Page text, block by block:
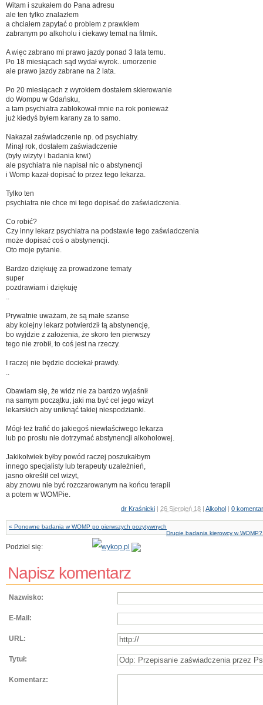
Witam i szukałem do Pana adresu
ale ten tylko znalazłem
a chciałem zapytać o problem z prawkiem
zabranym po alkoholu i ciekawy temat na filmik.
A więc zabrano mi prawo jazdy ponad 3 lata temu.
Po 18 miesiącach sąd wydał wyrok.. umorzenie
ale prawo jazdy zabrane na 2 lata.
Po 20 miesiącach z wyrokiem dostałem skierowanie
do Wompu w Gdańsku,
a tam psychiatra zablokował mnie na rok ponieważ
już kiedyś byłem karany za to samo.
Nakazał zaświadczenie np. od psychiatry.
Minął rok, dostałem zaświadczenie
(były wizyty i badania krwi)
ale psychiatra nie napisał nic o abstynencji
i Womp kazał dopisać to przez tego lekarza.
Tylko ten
psychiatra nie chce mi tego dopisać do zaświadczenia.
Co robić?
Czy inny lekarz psychiatra na podstawie tego zaświadczenia
może dopisać coś o abstynencji.
Oto moje pytanie.
Bardzo dziękuję za prowadzone tematy
super
pozdrawiam i dziękuję
Prywatnie uważam, że są małe szanse
aby kolejny lekarz potwierdził tą abstynencję,
bo wyjdzie z założenia, że skoro ten pierwszy
tego nie zrobił, to coś jest na rzeczy.
I raczej nie będzie dociekał prawdy.
Obawiam się, że widz nie za bardzo wyjaśnił
na samym początku, jaki ma być cel jego wizyt
lekarskich aby uniknąć takiej niespodzianki.
Mógł też trafić do jakiegoś niewłaściwego lekarza
lub po prostu nie dotrzymać abstynencji alkoholowej.
Jakikolwiek byłby powód raczej poszukałbym
innego specjalisty lub terapeuty uzależnień,
jasno określił cel wizyt,
aby znowu nie być rozczarowanym na końcu terapii
a potem w WOMPie.
dr Kraśnicki | 26 Sierpień 18 | Alkohol | 0
« Ponowne badania w WOMP po pierwszych pozytywnych
Drugie badania kierowcy w
Podziel się:
Napisz komentarz
Nazwisko:
E-Mail:
URL:
Tytuł:
Komentarz: